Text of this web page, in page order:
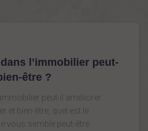
l’immobilier peut-
être ?
peut-il améliorer
et bien-être, quel est le
vous semble peut-être